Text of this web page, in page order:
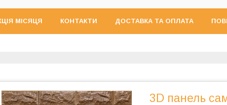
МІСЯЦЯ КОНТАКТИ ДОСТАВКА ТА ОПЛАТА
3D панель